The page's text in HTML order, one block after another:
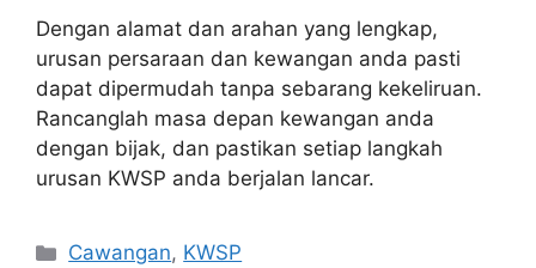
Dengan alamat dan arahan yang lengkap,
urusan persaraan dan kewangan anda pasti
dapat dipermudah tanpa sebarang kekeliruan.
Rancanglah masa depan kewangan anda
dengan bijak, dan pastikan setiap langkah
urusan KWSP anda berjalan lancar.
Categories
Cawangan, KWSP